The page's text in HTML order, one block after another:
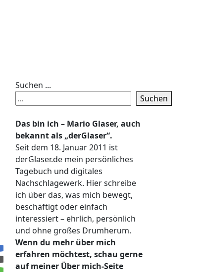
Suchen ...
Suchen
Das bin ich – Mario Glaser, auch
bekannt als „derGlaser“.
Seit dem 18. Januar 2011 ist
derGlaser.de mein persönliches
Tagebuch und digitales
Nachschlagewerk. Hier schreibe
ich über das, was mich bewegt,
beschäftigt oder einfach
interessiert – ehrlich, persönlich
und ohne großes Drumherum.
Wenn du mehr über mich
erfahren möchtest, schau gerne
auf meiner Über mich-Seite